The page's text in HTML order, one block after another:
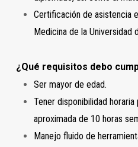
Certificación de asistencia
Medicina de la Universidad
¿Qué requisitos debo
Ser mayor de edad.
Tener disponibilidad
aproximada de 10 horas
Manejo fluido de